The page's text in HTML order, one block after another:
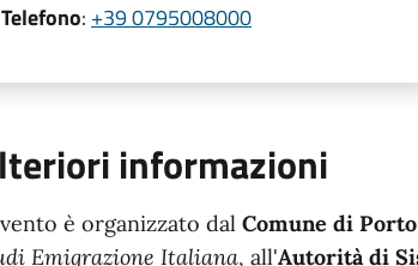
Telefono: +39 0795008000
informazioni
è organizzato dal Comune di
Emigrazione Italiana, all'Autorità di